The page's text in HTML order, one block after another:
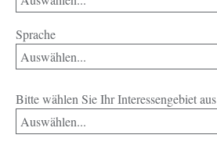
Sprache
Bitte wählen Sie Ihr Interessengebiet aus